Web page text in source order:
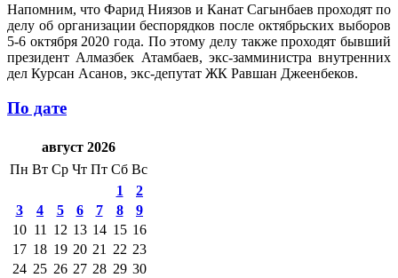
Напомним, что Фарид Ниязов и Канат Сагынбаев проходят по
делу об организации беспорядков после октябрьских выборов
5-6 октября 2020 года. По этому делу также проходят бывший
президент Алмазбек Атамбаев, экс-замминистра внутренних
дел Курсан Асанов, экс-депутат ЖК Равшан Джеенбеков.
По дате
август 2026
Пн Вт Ср Чт Пт Сб Вс
1
2
3
4 5 6 7 8
9
10 11 12 13 14 15 16
17 18 19 20 21 22 23
24 25 26 27 28 29 30